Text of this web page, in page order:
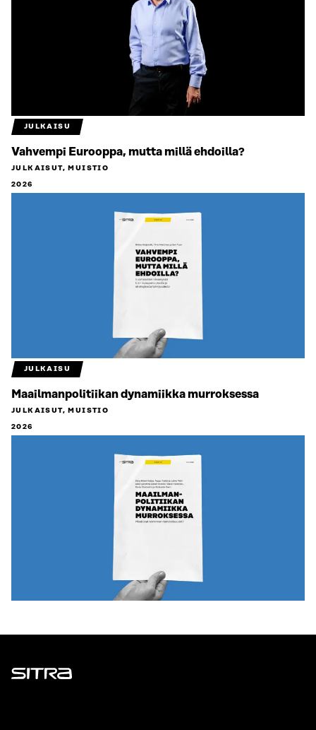
JULKAISU
Vahvempi Eurooppa, mutta millä ehdoilla?
JULKAISUT, MUISTIO
2026
JULKAISU
Maailmanpolitiikan dynamiikka murroksessa
JULKAISUT, MUISTIO
2026
Sitra